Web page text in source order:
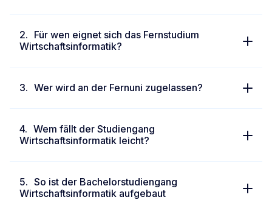
Für wen eignet sich das Fernstudium
Wirtschaftsinformatik?
Wer wird an der Fernuni zugelassen?
Wem fällt der Studiengang
Wirtschaftsinformatik leicht?
So ist der Bachelorstudiengang
Wirtschaftsinformatik aufgebaut